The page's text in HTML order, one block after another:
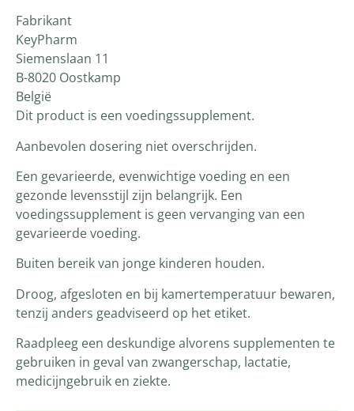
Fabrikant
KeyPharm
Siemenslaan 11
B-8020 Oostkamp
België
Dit product is een voedingssupplement.
Aanbevolen dosering niet overschrijden.
Een gevarieerde, evenwichtige voeding en een
gezonde levensstijl zijn belangrijk. Een
voedingssupplement is geen vervanging van een
gevarieerde voeding.
Buiten bereik van jonge kinderen houden.
Droog, afgesloten en bij kamertemperatuur bewaren,
tenzij anders geadviseerd op het etiket.
Raadpleeg een deskundige alvorens supplementen te
gebruiken in geval van zwangerschap, lactatie,
medicijngebruik en ziekte.